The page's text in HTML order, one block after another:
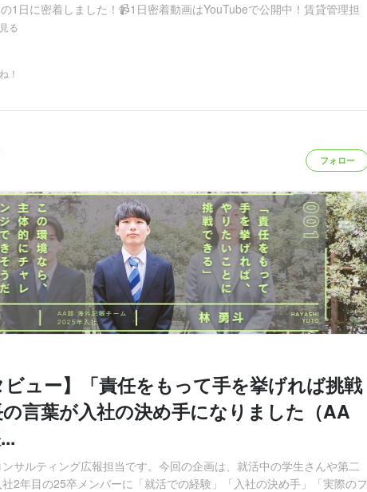
1日に密着しました！📹1日密着動画はYouTubeで公開中！賃貸管理担
る
！
フォロー
ビュー】「責任をもって手を挙げれば挑戦
言葉が入社の決め手になりました（AA
サルティング広報担当です。今回の企画は、就活中の学生さんや第二
2年目の25卒メンバーに「就活での経験」「入社の決め手」「実際のフ